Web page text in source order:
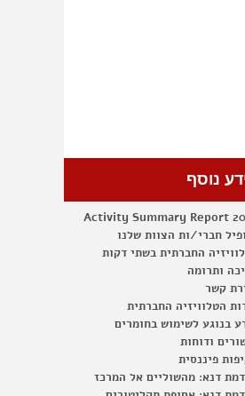
נוסף
Activity Summary Report
חברי/ות הצוות שלנו
החברתית בשתי דקות
ותרומה
קשר
הטלוויזיה החברתית
בנוגע לשימוש בחומרים
ודוחות
פיננסית
דנא: מהשוליים אל המרכז